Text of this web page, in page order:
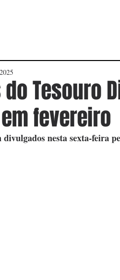
Tesouro
fevereiro
divulgados nesta sexta-feira